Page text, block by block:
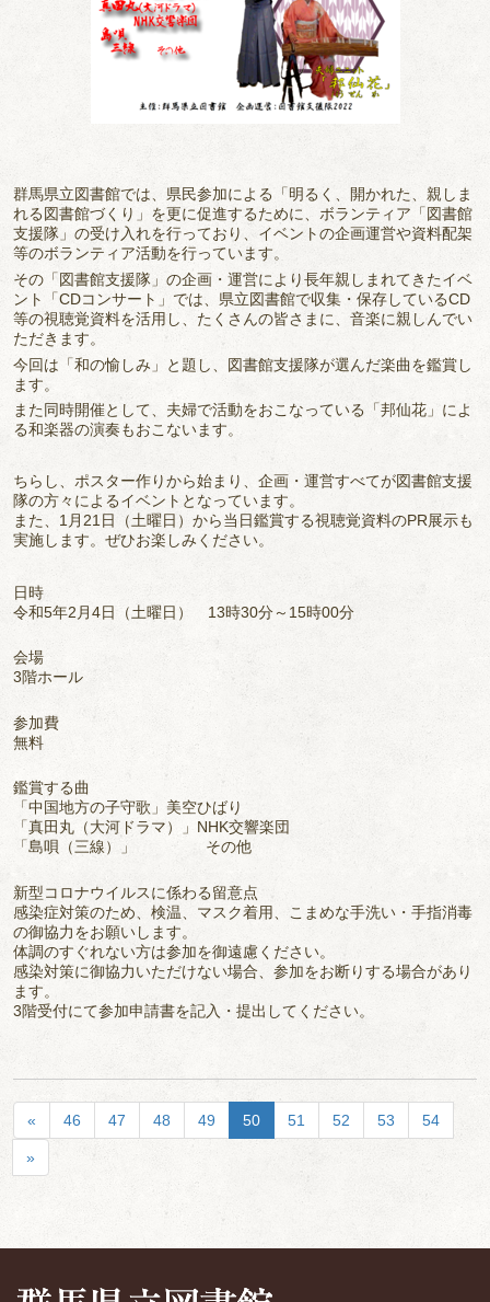
群馬県立図書館では、県民参加による「明るく、開かれた、親しま
れる図書館づくり」を更に促進するために、ボランティア「図書館
支援隊」の受け入れを行っており、イベントの企画運営や資料配架
等のボランティア活動を行っています。
その「図書館支援隊」の企画・運営により長年親しまれてきたイベ
ント「CDコンサート」では、県立図書館で収集・保存しているCD
等の視聴覚資料を活用し、たくさんの皆さまに、音楽に親しんでい
ただきます。
今回は「和の愉しみ」と題し、図書館支援隊が選んだ楽曲を鑑賞し
ます。
また同時開催として、夫婦で活動をおこなっている「邦仙花」によ
る和楽器の演奏もおこないます。
ちらし、ポスター作りから始まり、企画・運営すべてが図書館支援
隊の方々によるイベントとなっています。
また、1月21日（土曜日）から当日鑑賞する視聴覚資料のPR展示も
実施します。ぜひお楽しみください。
日時
令和5年2月4日（土曜日） 13時30分～15時00分
会場
3階ホール
参加費
無料
鑑賞する曲
「中国地方の子守歌」美空ひばり
「真田丸（大河ドラマ）」NHK交響楽団
「島唄（三線）」 その他
新型コロナウイルスに係わる留意点
感染症対策のため、検温、マスク着用、こまめな手洗い・手指消毒
の御協力をお願いします。
体調のすぐれない方は参加を御遠慮ください。
感染対策に御協力いただけない場合、参加をお断りする場合があり
ます。
3階受付にて参加申請書を記入・提出してください。
« 46 47 48 49 50 51 52 53 54
»